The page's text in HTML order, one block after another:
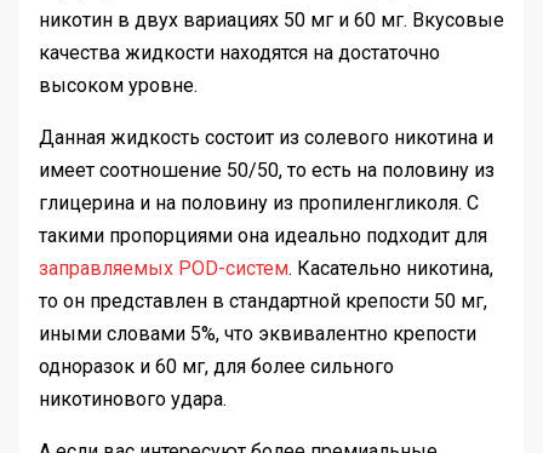
никотин в двух вариациях 50 мг и 60 мг. Вкусовые
качества жидкости находятся на достаточно
высоком уровне.
Данная жидкость состоит из солевого никотина и
имеет соотношение 50/50, то есть на половину из
глицерина и на половину из пропиленгликоля. С
такими пропорциями она идеально подходит для
заправляемых POD-систем. Касательно никотина,
то он представлен в стандартной крепости 50 мг,
иными словами 5%, что эквивалентно крепости
одноразок и 60 мг, для более сильного
никотинового удара.